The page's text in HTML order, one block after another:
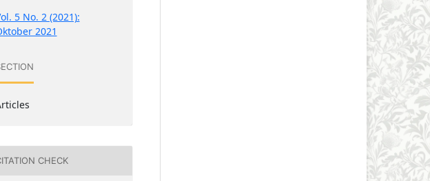
5 No. 2 (2021):
2021
CHECK